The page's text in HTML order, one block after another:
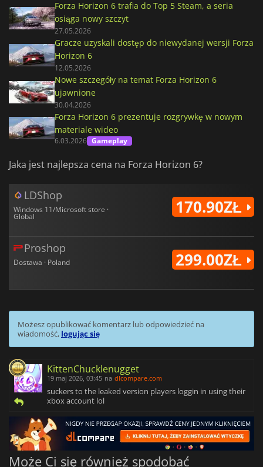
Forza Horizon 6 trafia do Top 5 Steam, a seria
osiąga nowy szczyt
27.05.2026
Gracze uzyskali dostęp do niewydanej wersji Forza
Horizon 6
12.05.2026
Nowe szczegóły na temat Forza Horizon 6
ujawnione
30.04.2026
Forza Horizon 6 prezentuje rozgrywkę w nowym
materiale wideo
6.03.2026 Gameplay
Jaka jest najlepsza cena na Forza Horizon 6?
LDShop
Windows 11/Microsoft store ·
Global 170.90ZŁ
Proshop
Dostawa · Poland 299.00ZŁ
Możesz opublikować komentarz lub odpowiedzieć na
wiadomość, logując się
KittenChucklenugget
19 maj 2026, 03:45 na dlcompare.com
suckers to the leaked version players loggin in using their
xbox account lol
Może Ci się również spodobać